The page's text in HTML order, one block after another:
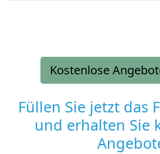
Kostenlose
Füllen Sie jetzt das
und erhalten Sie